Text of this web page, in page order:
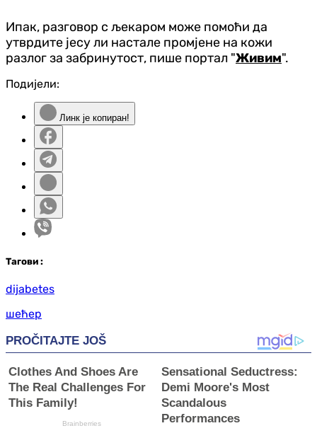
Ипак, разговор с љекаром може помоћи да
утврдите јесу ли настале промјене на кожи
разлог за забринутост, пише портал "Живим".
Подијели:
Линк је копиран!
Тагови :
dijabetes
шећер